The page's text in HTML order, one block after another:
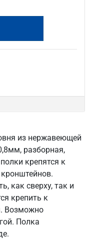
из нержавеющей
разборная,
крепятся к
как сверху, так и
крепить к
Возможно
Полка